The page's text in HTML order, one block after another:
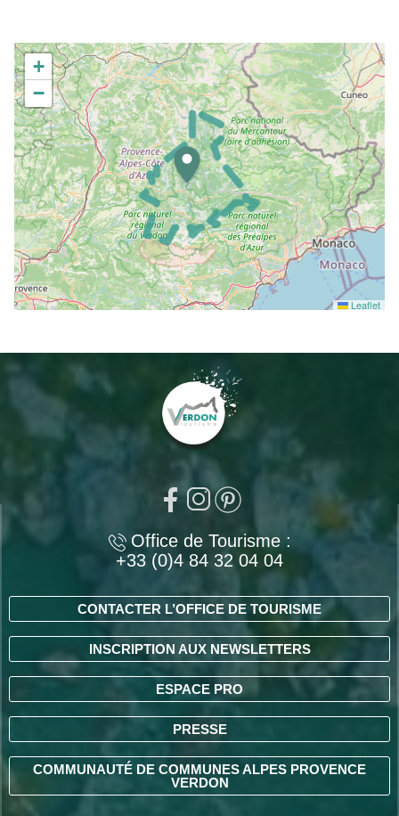
+
−
Leaflet
Office de Tourisme :
+33 (0)4 84 32 04 04
CONTACTER L’OFFICE DE TOURISME
INSCRIPTION AUX NEWSLETTERS
ESPACE PRO
PRESSE
COMMUNAUTÉ DE COMMUNES ALPES PROVENCE
VERDON